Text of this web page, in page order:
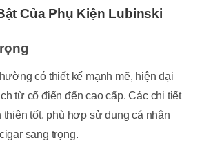
Của Phụ Kiện Lubinski
có thiết kế mạnh mẽ, hiện đại
từ cổ điển đến cao cấp. Các chi tiết
tốt, phù hợp sử dụng cá nhân
sang trọng.